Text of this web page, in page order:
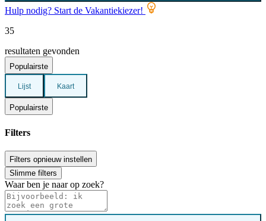
Hulp nodig? Start de Vakantiekiezer!
35
resultaten gevonden
Populairste
Lijst Kaart
Populairste
Filters
Filters opnieuw instellen
Slimme filters
Waar ben je naar op zoek?